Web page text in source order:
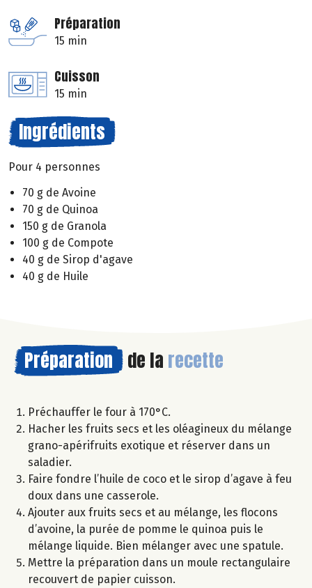
Préparation
15 min
Cuisson
15 min
Ingrédients
Pour 4 personnes
70 g de Avoine
70 g de Quinoa
150 g de Granola
100 g de Compote
40 g de Sirop d'agave
40 g de Huile
Préparation de la recette
Préchauffer le four à 170°C.
Hacher les fruits secs et les oléagineux du mélange
grano-apérifruits exotique et réserver dans un
saladier.
Faire fondre l’huile de coco et le sirop d’agave à feu
doux dans une casserole.
Ajouter aux fruits secs et au mélange, les flocons
d’avoine, la purée de pomme le quinoa puis le
mélange liquide. Bien mélanger avec une spatule.
Mettre la préparation dans un moule rectangulaire
recouvert de papier cuisson.